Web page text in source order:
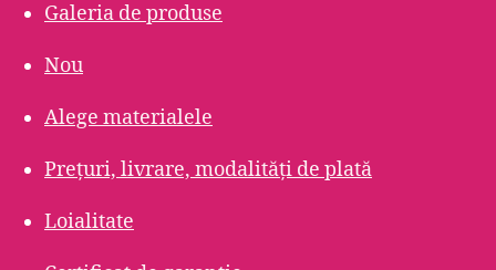
Galeria de produse
Nou
Alege materialele
Prețuri, livrare, modalități de plată
Loialitate